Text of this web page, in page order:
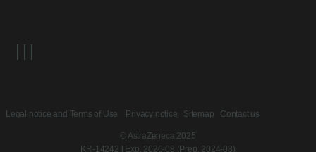
Legal notice and Terms of Use Privacy notice Sitemap Contact us
© AstraZeneca 2025
KR-14242 l Exp. 2026-08 (Prep. 2024-08)